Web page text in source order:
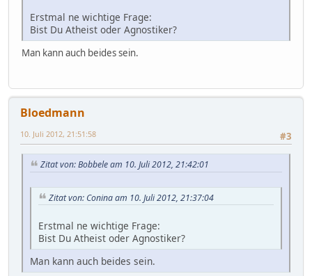
Erstmal ne wichtige Frage:
Bist Du Atheist oder Agnostiker?
Man kann auch beides sein.
Bloedmann
#3
10. Juli 2012, 21:51:58
Zitat von: Bobbele am 10. Juli 2012, 21:42:01
Zitat von: Conina am 10. Juli 2012, 21:37:04
Erstmal ne wichtige Frage:
Bist Du Atheist oder Agnostiker?
Man kann auch beides sein.